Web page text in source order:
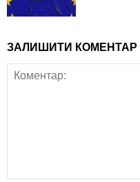
ЗАЛИШИТИ КОМЕНТАР